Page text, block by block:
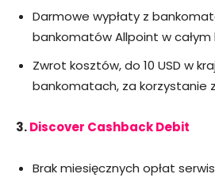
Darmowe wypłaty z
bankomatów Allpoint w całym
Zwrot kosztów, do 10 USD w
bankomatach, za korzystanie
3.Discover Cashback Debit
Brak miesięcznych opłat